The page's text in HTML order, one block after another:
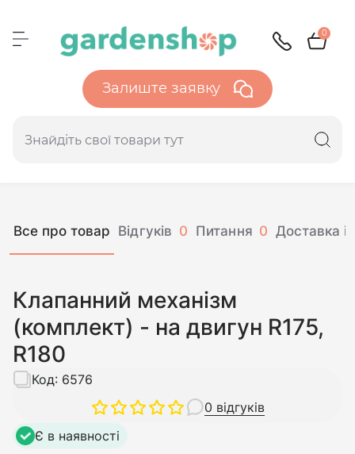
0
Залиште заявку
Все про товар Відгуків 0 Питання 0 Доставка і
Клапанний механізм
(комплект) - на двигун R175,
R180
0 відгуків
Код: 6576
Є в наявності